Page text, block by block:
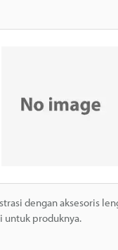
dengan aksesoris
untuk produknya.